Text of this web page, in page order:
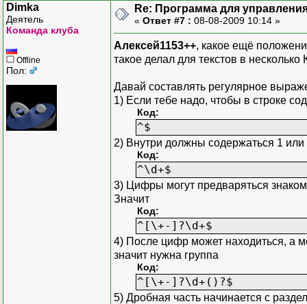
"+.22"
"-.22"
".22"
"+11.22"
"-11.22"
"+,22"
"-,22"
",22"
"+11,22"
"-11,22"
"11,22"
Dimka
Деятель
Команда клуба
Offline
Пол:
Re: Программа для
« Ответ #7 : 08-08-2009 10:14 »
Алексей1153++, какое ещё
такое делал для текстов в несколько
Давай составлять регулярное
1) Если тебе надо, чтобы в строке
Код:
^$
2) Внутри должны содержаться 1
Код:
^\d+$
3) Цифры могут предваряться
Значит
Код:
^[\+-]?\d+$
4) После цифр может находиться, а
значит нужна группа
Код:
^[\+-]?\d+()?$
5) Дробная часть начинается с